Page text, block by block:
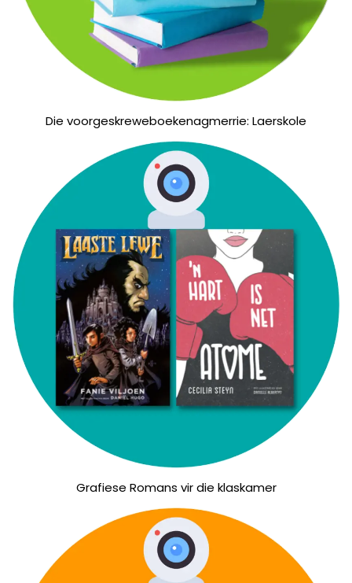
Die voorgeskreweboekenagmerrie: Laerskole
Grafiese Romans vir die klaskamer